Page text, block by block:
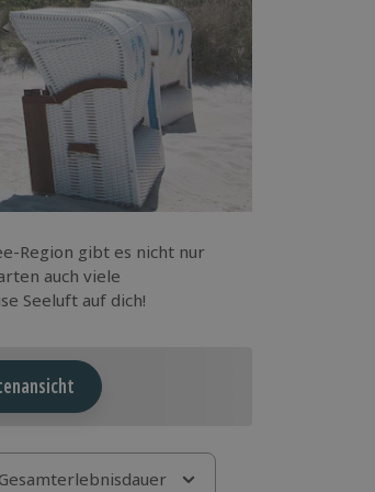
Region gibt es nicht nur
auch viele
Seeluft auf dich!
Gesamterlebnisdauer